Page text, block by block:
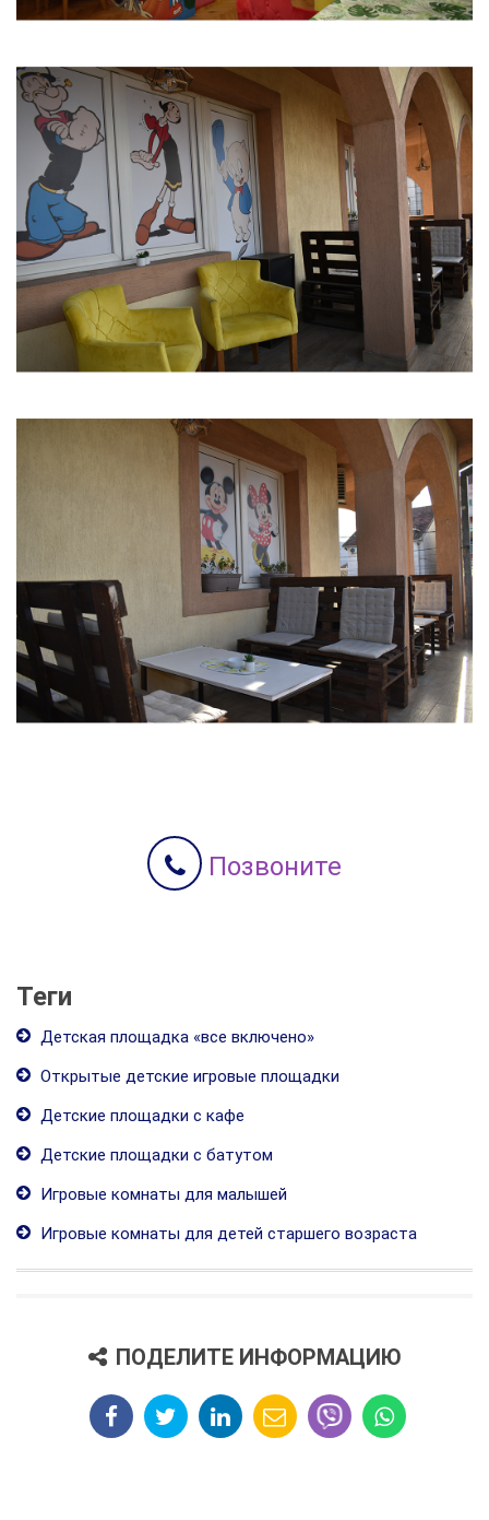
Позвоните
Теги
Детская площадка «все включено»
Открытые детские игровые площадки
Детские площадки с кафе
Детские площадки с батутом
Игровые комнаты для малышей
Игровые комнаты для детей старшего возраста
ПОДЕЛИТЕ ИНФОРМАЦИЮ